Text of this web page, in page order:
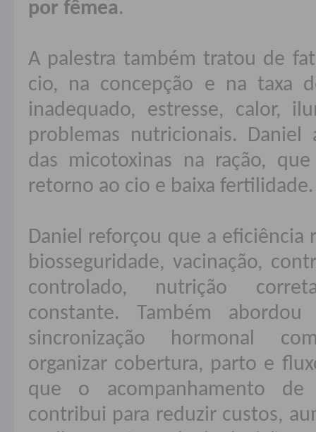
por fêmea.
A palestra também tratou de
cio, na concepção e na taxa
inadequado, estresse, calor,
problemas nutricionais.
das micotoxinas na ração,
retorno ao cio e baixa fertilidade.
Daniel reforçou que a eficiência
biosseguridade, vacinação,
controlado, nutrição
constante. Também
sincronização hormonal
organizar cobertura, parto e
que o acompanhamento de
contribui para reduzir custos,